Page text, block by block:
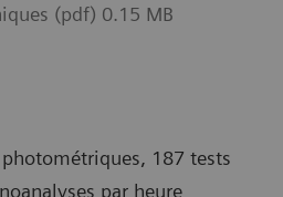
(pdf) 0.15 MB
photométriques, 187 tests
par heure